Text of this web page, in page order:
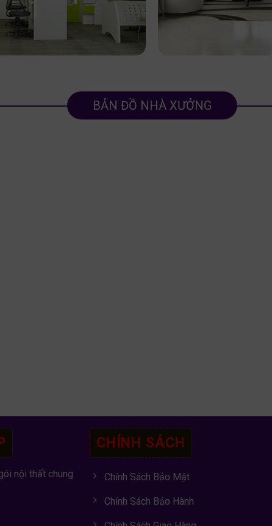
BẢN ĐỒ NHÀ XƯỞNG
nội thất chung
CHÍNH SÁCH
Chính Sách Bảo Mật
Chính Sách Bảo Hành